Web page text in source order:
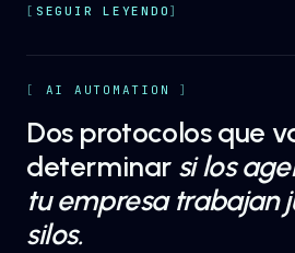
SEGUIR LEYENDO
AI AUTOMATION
Dos protocolos que
determinar si los
tu empresa trabajan
silos.